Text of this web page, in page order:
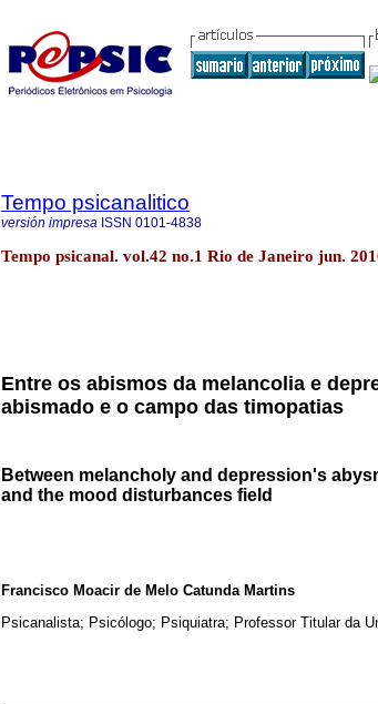
Tempo psicanalitico
versión impresa ISSN 0101-4838
Tempo psicanal. vol.42 no.1 Rio de Janeiro jun.
Entre os abismos da melancolia e
abismado e o campo das timopatias
Between melancholy and depression's
and the mood disturbances field
Francisco Moacir de Melo Catunda Martins
Psicanalista; Psicólogo; Psiquiatra; Professor Titular da